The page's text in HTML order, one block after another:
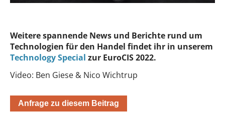
Weitere spannende News und Berichte rund um
Technologien für den Handel findet ihr in unserem
Technology Special zur EuroCIS 2022.
Video: Ben Giese & Nico Wichtrup
Anfrage zu diesem Beitrag